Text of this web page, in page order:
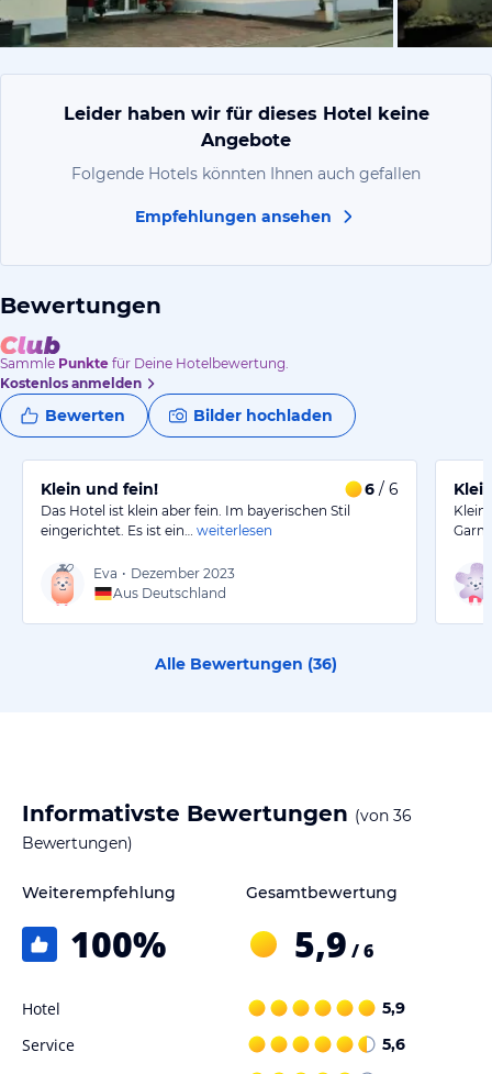
von
Leider haben wir für dieses Hotel keine
Angebote
Folgende Hotels könnten Ihnen auch gefallen
Empfehlungen ansehen
Bewertungen
Sammle Punkte für Deine Hotelbewertung.
Kostenlos anmelden
Bewerten Bilder hochladen
Klein und fein! 6 / 6
Das Hotel ist klein aber fein. Im bayerischen Stil
eingerichtet. Es ist ein…
weiterlesen
Eva • Dezember 2023
Aus Deutschland
Alle Bewertungen (36)
Informativste Bewertungen (von 36
Bewertungen)
Weiterempfehlung
100%
Gesamtbewertung
5,9 / 6
Hotel 5,9
Service 5,6